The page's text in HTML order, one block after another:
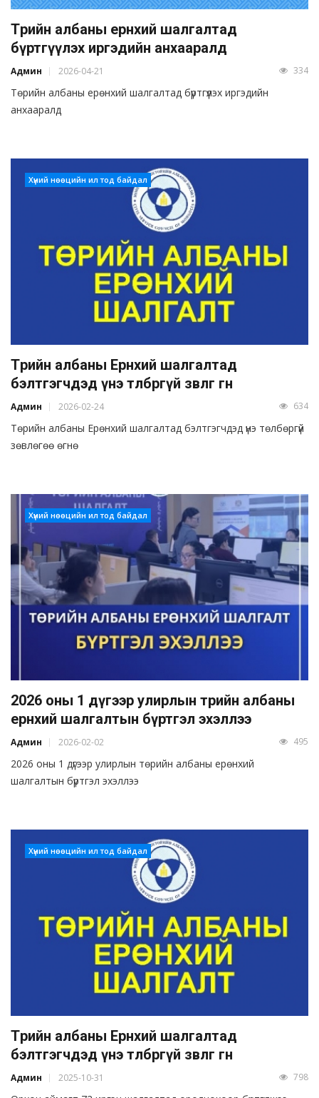
Төрийн албаны ерөнхий шалгалтад
бүртгүүлэх иргэдийн анхааралд
Админ 2026-04-21 334
Төрийн албаны ерөнхий шалгалтад бүртгүүлэх иргэдийн
анхааралд
Хүний нөөцийн ил тод байдал
Төрийн албаны Ерөнхий шалгалтад
бэлтгэгчдэд үнэ төлбөргүй зөвлөгөө өгнө
Админ 2026-02-24 634
Төрийн албаны Ерөнхий шалгалтад бэлтгэгчдэд үнэ төлбөргүй
зөвлөгөө өгнө
Хүний нөөцийн ил тод байдал
2026 оны 1 дүгээр улирлын төрийн албаны
ерөнхий шалгалтын бүртгэл эхэллээ
Админ 2026-02-02 495
2026 оны 1 дүгээр улирлын төрийн албаны ерөнхий
шалгалтын бүртгэл эхэллээ
Хүний нөөцийн ил тод байдал
Төрийн албаны Ерөнхий шалгалтад
бэлтгэгчдэд үнэ төлбөргүй зөвлөгөө өгнө
Админ 2025-10-31 798